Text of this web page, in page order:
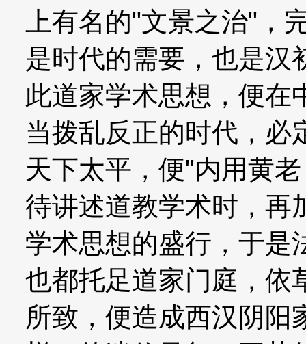
上有名的"文景之治"，
是时代的需要，也是汉
此道家学术思想，便在
当拨乱反正的时代，必
天下太平，便"内用黄
待讲述道教学术时，再
学术思想的盛行，于是
也都托足道家门庭，依
所致，便造成西汉阴阳